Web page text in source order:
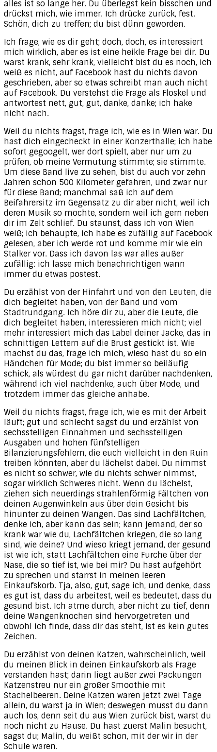
alles ist so lange her. Du überlegst kein bisschen und
drückst mich, wie immer. Ich drücke zurück, fest.
Schön, dich zu treffen; du bist dünn geworden.
Ich frage, wie es dir geht; doch, doch, es interessiert
mich wirklich, aber es ist eine heikle Frage bei dir. Du
warst krank, sehr krank, vielleicht bist du es noch, ich
weiß es nicht, auf Facebook hast du nichts davon
geschrieben, aber so etwas schreibt man auch nicht
auf Facebook. Du verstehst die Frage als Floskel und
antwortest nett, gut, gut, danke, danke; ich hake
nicht nach.
Weil du nichts fragst, frage ich, wie es in Wien war. Du
hast dich eingecheckt in einer Konzerthalle; ich habe
sofort gegoogelt, wer dort spielt, aber nur um zu
prüfen, ob meine Vermutung stimmte; sie stimmte.
Um diese Band live zu sehen, bist du auch vor zehn
Jahren schon 500 Kilometer gefahren, und zwar nur
für diese Band; manchmal saß ich auf dem
Beifahrersitz im Gegensatz zu dir aber nicht, weil ich
deren Musik so mochte, sondern weil ich gern neben
dir im Zelt schlief. Du staunst, dass ich von Wien
weiß; ich behaupte, ich habe es zufällig auf Facebook
gelesen, aber ich werde rot und komme mir wie ein
Stalker vor. Dass ich davon las war alles außer
zufällig: ich lasse mich benachrichtigen wann
immer du etwas postest.
Du erzählst von der Hinfahrt und von den Leuten, die
dich begleitet haben, von der Band und vom
Stadtrundgang. Ich höre dir zu, aber die Leute, die
dich begleitet haben, interessieren mich nicht; viel
mehr interessiert mich das Label deiner Jacke, das in
schnittigen Lettern auf die Brust gestickt ist. Wie
machst du das, frage ich mich, wieso hast du so ein
Händchen für Mode; du bist immer so beiläufig
schick, als würdest du gar nicht darüber nachdenken,
während ich viel nachdenke, auch über Mode, und
trotzdem immer das gleiche anhabe.
Weil du nichts fragst, frage ich, wie es mit der Arbeit
läuft; gut und schlecht sagst du und erzählst von
sechsstelligen Einnahmen und sechsstelligen
Ausgaben und hohen fünfstelligen
Bilanzierungsfehlern, die euch vielleicht in den Ruin
treiben könnten, aber du lächelst dabei. Du nimmst
es nicht so schwer, wie du nichts schwer nimmst,
sogar wirklich Schweres nicht. Wenn du lächelst,
ziehen sich neuerdings strahlenförmig Fältchen von
deinen Augenwinkeln aus über dein Gesicht bis
hinunter zu deinen Wangen. Das sind Lachfältchen,
denke ich, aber kann das sein; kann jemand, der so
krank war wie du, Lachfältchen kriegen, die so lang
sind, wie deine? Und wieso kriegt jemand, der gesund
ist wie ich, statt Lachfältchen eine Furche über der
Nase, die so tief ist, wie bei mir? Du hast aufgehört
zu sprechen und starrst in meinen leeren
Einkaufskorb. Tja, also, gut, sage ich, und denke, dass
es gut ist, dass du arbeitest, weil es bedeutet, dass du
gesund bist. Ich atme durch, aber nicht zu tief, denn
deine Wangenknochen sind hervorgetreten und
obwohl ich finde, dass dir das steht, ist es kein gutes
Zeichen.
Du erzählst von deinen Katzen, wahrscheinlich, weil
du meinen Blick in deinen Einkaufskorb als Frage
verstanden hast; darin liegt außer zwei Packungen
Katzenstreu nur ein großer Smoothie mit
Stachelbeeren. Deine Katzen waren jetzt zwei Tage
allein, du warst ja in Wien; deswegen musst du dann
auch los, denn seit du aus Wien zurück bist, warst du
noch nicht zu Hause. Du hast zuerst Malin besucht,
sagst du; Malin, du weißt schon, mit der wir in der
Schule waren.